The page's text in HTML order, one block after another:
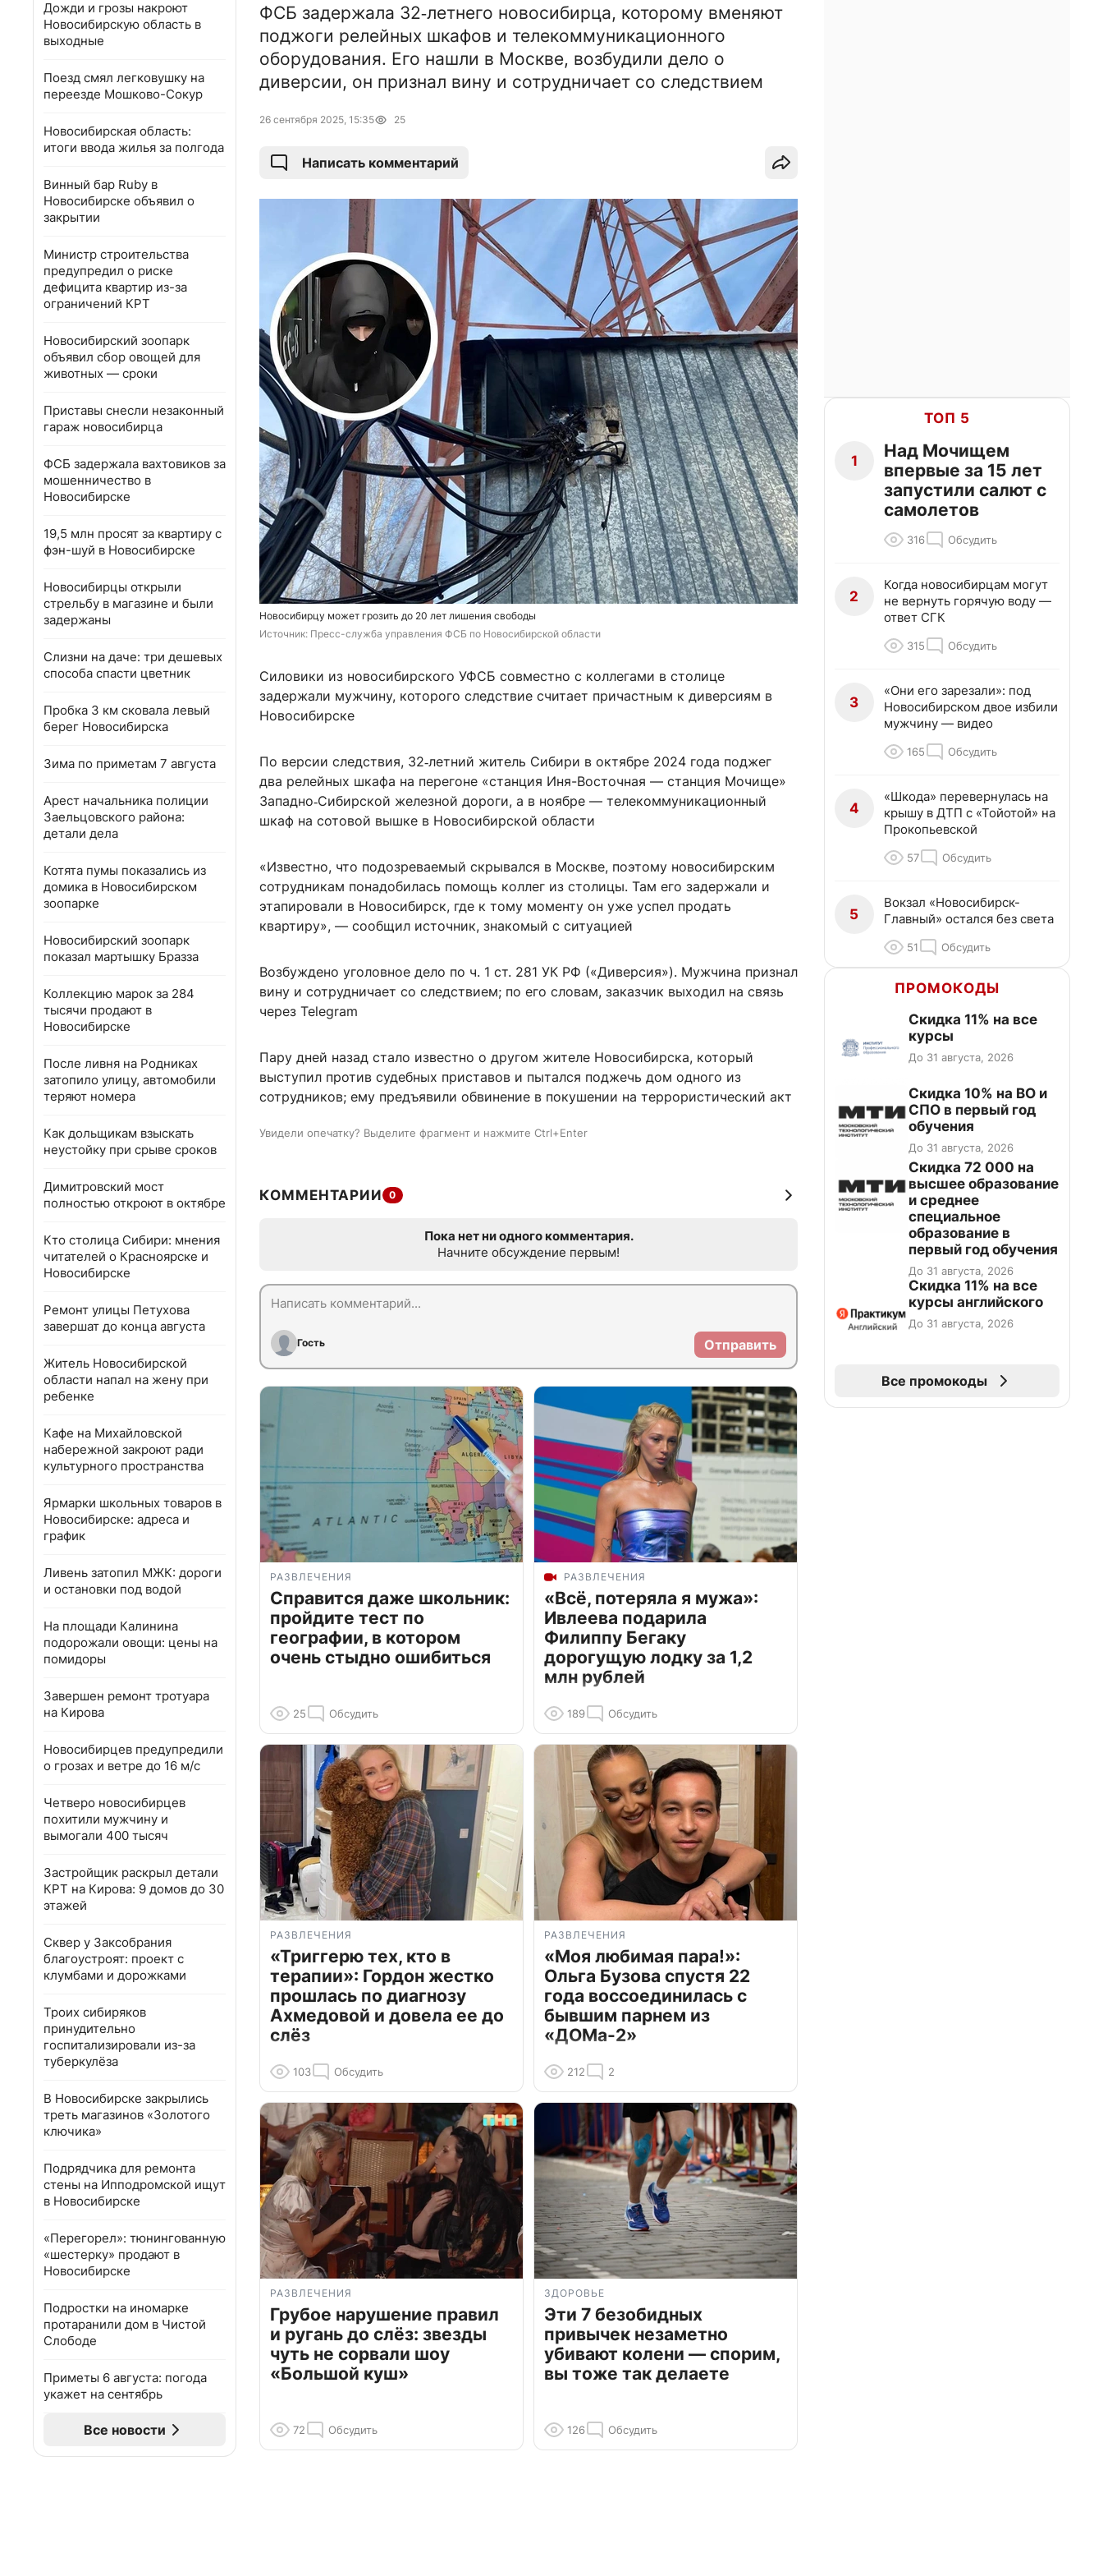
Дожди и грозы накроют
Новосибирскую область в
выходные
Поезд смял легковушку на
переезде Мошково-Сокур
Новосибирская область:
итоги ввода жилья за полгода
Винный бар Ruby в
Новосибирске объявил о
закрытии
Министр строительства
предупредил о риске
дефицита квартир из-за
ограничений КРТ
Новосибирский зоопарк
объявил сбор овощей для
животных — сроки
Приставы снесли незаконный
гараж новосибирца
ФСБ задержала вахтовиков за
мошенничество в
Новосибирске
19,5 млн просят за квартиру с
фэн-шуй в Новосибирске
Новосибирцы открыли
стрельбу в магазине и были
задержаны
Слизни на даче: три дешевых
способа спасти цветник
Пробка 3 км сковала левый
берег Новосибирска
Зима по приметам 7 августа
Арест начальника полиции
Заельцовского района:
детали дела
Котята пумы показались из
домика в Новосибирском
зоопарке
Новосибирский зоопарк
показал мартышку Бразза
Коллекцию марок за 284
тысячи продают в
Новосибирске
После ливня на Родниках
затопило улицу, автомобили
теряют номера
Как дольщикам взыскать
неустойку при срыве сроков
Димитровский мост
полностью откроют в октябре
Кто столица Сибири: мнения
читателей о Красноярске и
Новосибирске
Ремонт улицы Петухова
завершат до конца августа
Житель Новосибирской
области напал на жену при
ребенке
Кафе на Михайловской
набережной закроют ради
культурного пространства
Ярмарки школьных товаров в
Новосибирске: адреса и
график
Ливень затопил МЖК: дороги
и остановки под водой
На площади Калинина
подорожали овощи: цены на
помидоры
Завершен ремонт тротуара
на Кирова
Новосибирцев предупредили
о грозах и ветре до 16 м/с
Четверо новосибирцев
похитили мужчину и
вымогали 400 тысяч
Застройщик раскрыл детали
КРТ на Кирова: 9 домов до 30
этажей
Сквер у Заксобрания
благоустроят: проект с
клумбами и дорожками
Троих сибиряков
принудительно
госпитализировали из-за
туберкулёза
В Новосибирске закрылись
треть магазинов «Золотого
ключика»
Подрядчика для ремонта
стены на Ипподромской ищут
в Новосибирске
«Перегорел»: тюнингованную
«шестерку» продают в
Новосибирске
Подростки на иномарке
протаранили дом в Чистой
Слободе
Приметы 6 августа: погода
укажет на сентябрь
Все новости
ФСБ задержала 32‑летнего новосибирца, которому вменяют
поджоги релейных шкафов и телекоммуникационного
оборудования. Его нашли в Москве, возбудили дело о
диверсии, он признал вину и сотрудничает со следствием
26 сентября 2025, 15:35 25
Написать комментарий
Новосибирцу может грозить до 20 лет лишения свободы
Источник: Пресс-служба управления ФСБ по Новосибирской области
Силовики из новосибирского УФСБ совместно с коллегами в столице
задержали мужчину, которого следствие считает причастным к диверсиям в
Новосибирске
По версии следствия, 32‑летний житель Сибири в октябре 2024 года поджег
два релейных шкафа на перегоне «станция Иня-Восточная — станция Мочище»
Западно‑Сибирской железной дороги, а в ноябре — телекоммуникационный
шкаф на сотовой вышке в Новосибирской области
«Известно, что подозреваемый скрывался в Москве, поэтому новосибирским
сотрудникам понадобилась помощь коллег из столицы. Там его задержали и
этапировали в Новосибирск, где к тому моменту он уже успел продать
квартиру», — сообщил источник, знакомый с ситуацией
Возбуждено уголовное дело по ч. 1 ст. 281 УК РФ («Диверсия»). Мужчина признал
вину и сотрудничает со следствием; по его словам, заказчик выходил на связь
через Telegram
Пару дней назад стало известно о другом жителе Новосибирска, который
выступил против судебных приставов и пытался поджечь дом одного из
сотрудников; ему предъявили обвинение в покушении на террористический акт
Увидели опечатку? Выделите фрагмент и нажмите Ctrl+Enter
КОММЕНТАРИИ 0
Пока нет ни одного комментария.
Начните обсуждение первым!
Гость Отправить
РАЗВЛЕЧЕНИЯ
Справится даже школьник:
пройдите тест по
географии, в котором
очень стыдно ошибиться
25 Обсудить
РАЗВЛЕЧЕНИЯ
«Всё, потеряла я мужа»:
Ивлеева подарила
Филиппу Бегаку
дорогущую лодку за 1,2
млн рублей
189 Обсудить
РАЗВЛЕЧЕНИЯ
«Триггерю тех, кто в
терапии»: Гордон жестко
прошлась по диагнозу
Ахмедовой и довела ее до
слёз
103 Обсудить
РАЗВЛЕЧЕНИЯ
«Моя любимая пара!»:
Ольга Бузова спустя 22
года воссоединилась с
бывшим парнем из
«ДОМа-2»
212 2
РАЗВЛЕЧЕНИЯ
Грубое нарушение правил
и ругань до слёз: звезды
чуть не сорвали шоу
«Большой куш»
72 Обсудить
ЗДОРОВЬЕ
Эти 7 безобидных
привычек незаметно
убивают колени — спорим,
вы тоже так делаете
126 Обсудить
ТОП 5
1
Над Мочищем
впервые за 15 лет
запустили салют с
самолетов
316 Обсудить
2
Когда новосибирцам могут
не вернуть горячую воду —
ответ СГК
315 Обсудить
3
«Они его зарезали»: под
Новосибирском двое избили
мужчину — видео
165 Обсудить
4
«Шкода» перевернулась на
крышу в ДТП с «Тойотой» на
Прокопьевской
57 Обсудить
5
Вокзал «Новосибирск-
Главный» остался без света
51 Обсудить
ПРОМОКОДЫ
Скидка 11% на все
курсы
До 31 августа, 2026
Скидка 10% на ВО и
СПО в первый год
обучения
До 31 августа, 2026
Скидка 72 000 на
высшее образование
и среднее
специальное
образование в
первый год обучения
До 31 августа, 2026
Скидка 11% на все
курсы английского
До 31 августа, 2026
Все промокоды